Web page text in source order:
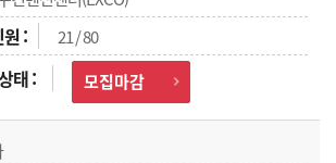
21 / 80
모집마감